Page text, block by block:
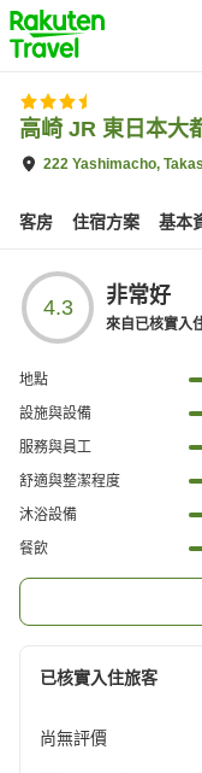
to
top
page
高崎 JR 東日本大
222 Yashimacho,
客房 住宿方案 基本
4.3 非常好
來自已核實入
地點
設施與設備
服務與員工
舒適與整潔程度
沐浴設備
餐飲
已核實入住旅客
尚無評價